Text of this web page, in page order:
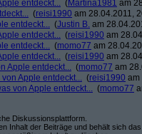
entdeckt... (Martina1981 am
(reisi1990 am 28.04.2011,
entdeckt... (Justin B. am
entdeckt... (reisi1990 am
entdeckt... (momo77 am
entdeckt... (reisi1990 am
Apple entdeckt... (momo77 am
Apple entdeckt... (reisi1990 am
von Apple entdeckt... (momo77
Diskussionsplattform.
Inhalt der Beiträge und behält sich das